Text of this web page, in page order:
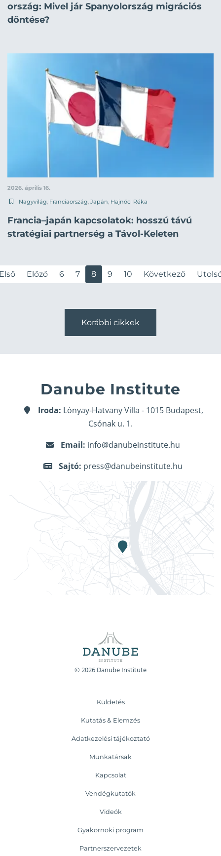
ország: Mivel jár Spanyolország migrációs
döntése?
2026. április 16.
Nagyvilág, Franciaország, Japán, Hajnóci Réka
Francia–japán kapcsolatok: hosszú távú
stratégiai partnerség a Távol-Keleten
Előző 6 7 8 9 10 Következő
Korábbi cikkek
Danube Institute
Iroda: Lónyay-Hatvany Villa - 1015 Budapest,
Csónak u. 1.
Email: info@danubeinstitute.hu
Sajtó: press@danubeinstitute.hu
© 2026 Danube Institute
Küldetés
Kutatás & Elemzés
Adatkezelési tájékoztató
Munkatársak
Kapcsolat
Vendégkutatók
Videók
Gyakornoki program
Partnerszervezetek